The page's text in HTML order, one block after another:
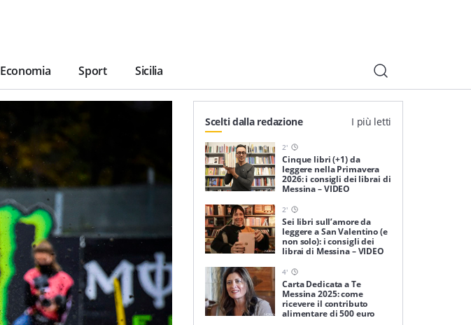
Economia Sport Sicilia
Scelti dalla redazione I più letti
2'
Cinque libri (+1) da
leggere nella Primavera
2026: i consigli dei librai di
Messina – VIDEO
2'
Sei libri sull’amore da
leggere a San Valentino (e
non solo): i consigli dei
librai di Messina – VIDEO
4'
Carta Dedicata a Te
Messina 2025: come
ricevere il contributo
alimentare di 500 euro